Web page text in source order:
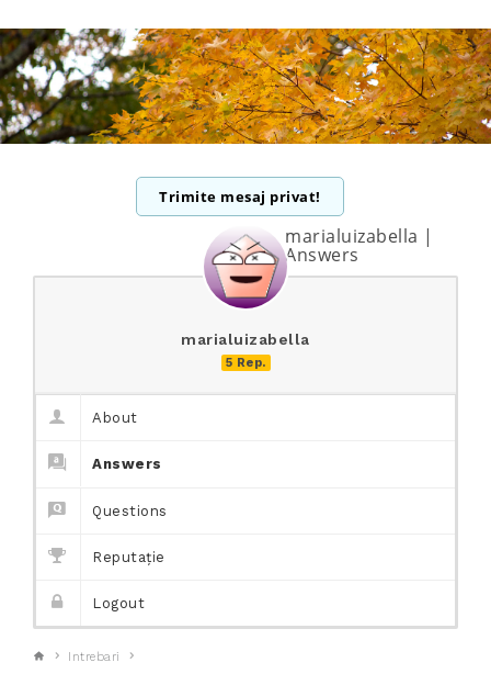
Trimite mesaj privat!
marialuizabella |
Answers
marialuizabella
5 Rep.
About
Answers
Questions
Reputație
Logout
Intrebari